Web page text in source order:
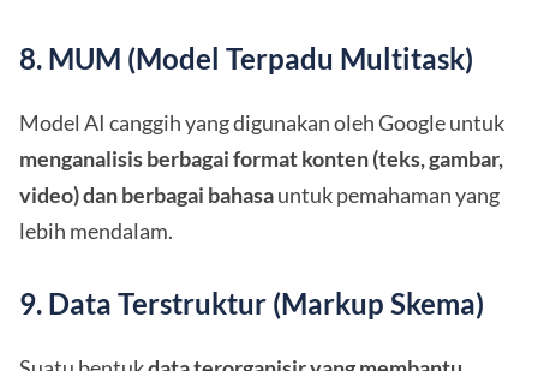
8. MUM (Model Terpadu Multitask)
Model AI canggih yang digunakan oleh Google untuk
menganalisis berbagai format konten (teks, gambar,
video) dan berbagai bahasauntuk pemahaman yang
lebih mendalam.
9. Data Terstruktur (Markup Skema)